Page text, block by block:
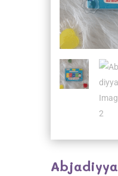
Abjadiyya